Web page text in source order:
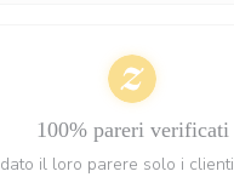
100% pareri verificati
il loro parere solo i